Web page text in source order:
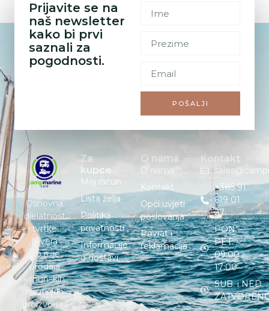
Prijavite se na
naš newsletter
kako bi prvi
saznali za
pogodnosti.
POŠALJI
Osnovna
djelatnost
tvrtke
Nivera
d.o.o. je
prodaja
vrhunskih
nautičkih
proizvoda i
Za
kupce
Moj račun
Lista želja
Politika
privatnosti
Informacije
o dostavi
O nama
O nama
Kontakt
Opći uvjeti
poslovanja
Povrat i
reklamacija
Kontakt
+385 91
619 01
27
PON. –
PET. :
09:00 –
17:00
SUB. i NED. :